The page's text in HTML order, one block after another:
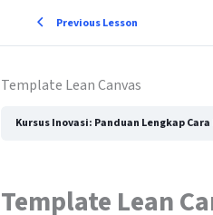
Previous Lesson
Template Lean Canvas
Kursus Inovasi: Panduan Lengkap
Template Lean